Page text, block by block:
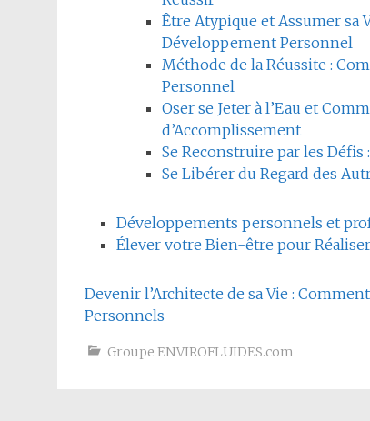
Être Atypique et Assumer sa
Développement Personnel
Méthode de la Réussite :
Personnel
Oser se Jeter à l’Eau et
d’Accomplissement
Se Reconstruire par les
Se Libérer du Regard des
Développements personnels et
Élever votre Bien-être pour
Devenir l’Architecte de sa Vie :
Personnels
Groupe ENVIROFLUIDES.com